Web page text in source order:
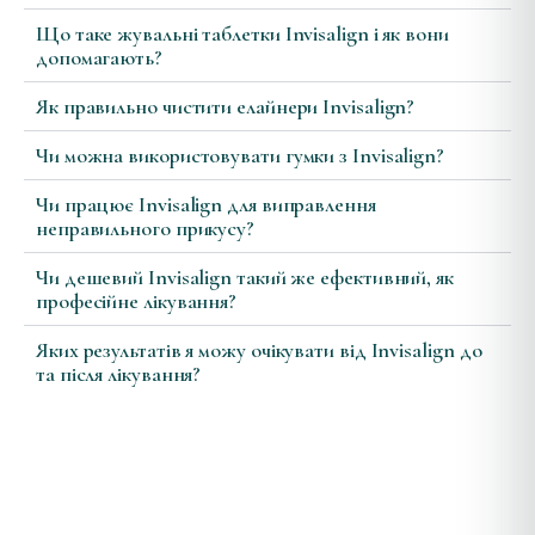
Що таке жувальні таблетки Invisalign і як вони
допомагають?
Як правильно чистити елайнери Invisalign?
Чи можна використовувати гумки з Invisalign?
Чи працює Invisalign для виправлення
неправильного прикусу?
Чи дешевий Invisalign такий же ефективний, як
професійне лікування?
Яких результатів я можу очікувати від Invisalign до
та після лікування?